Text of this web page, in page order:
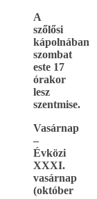
A
szőlősi
kápolnában
szombat
este 17
órakor
lesz
szentmise.
Vasárnap
–
Évközi
XXXI.
vasárnap
(október